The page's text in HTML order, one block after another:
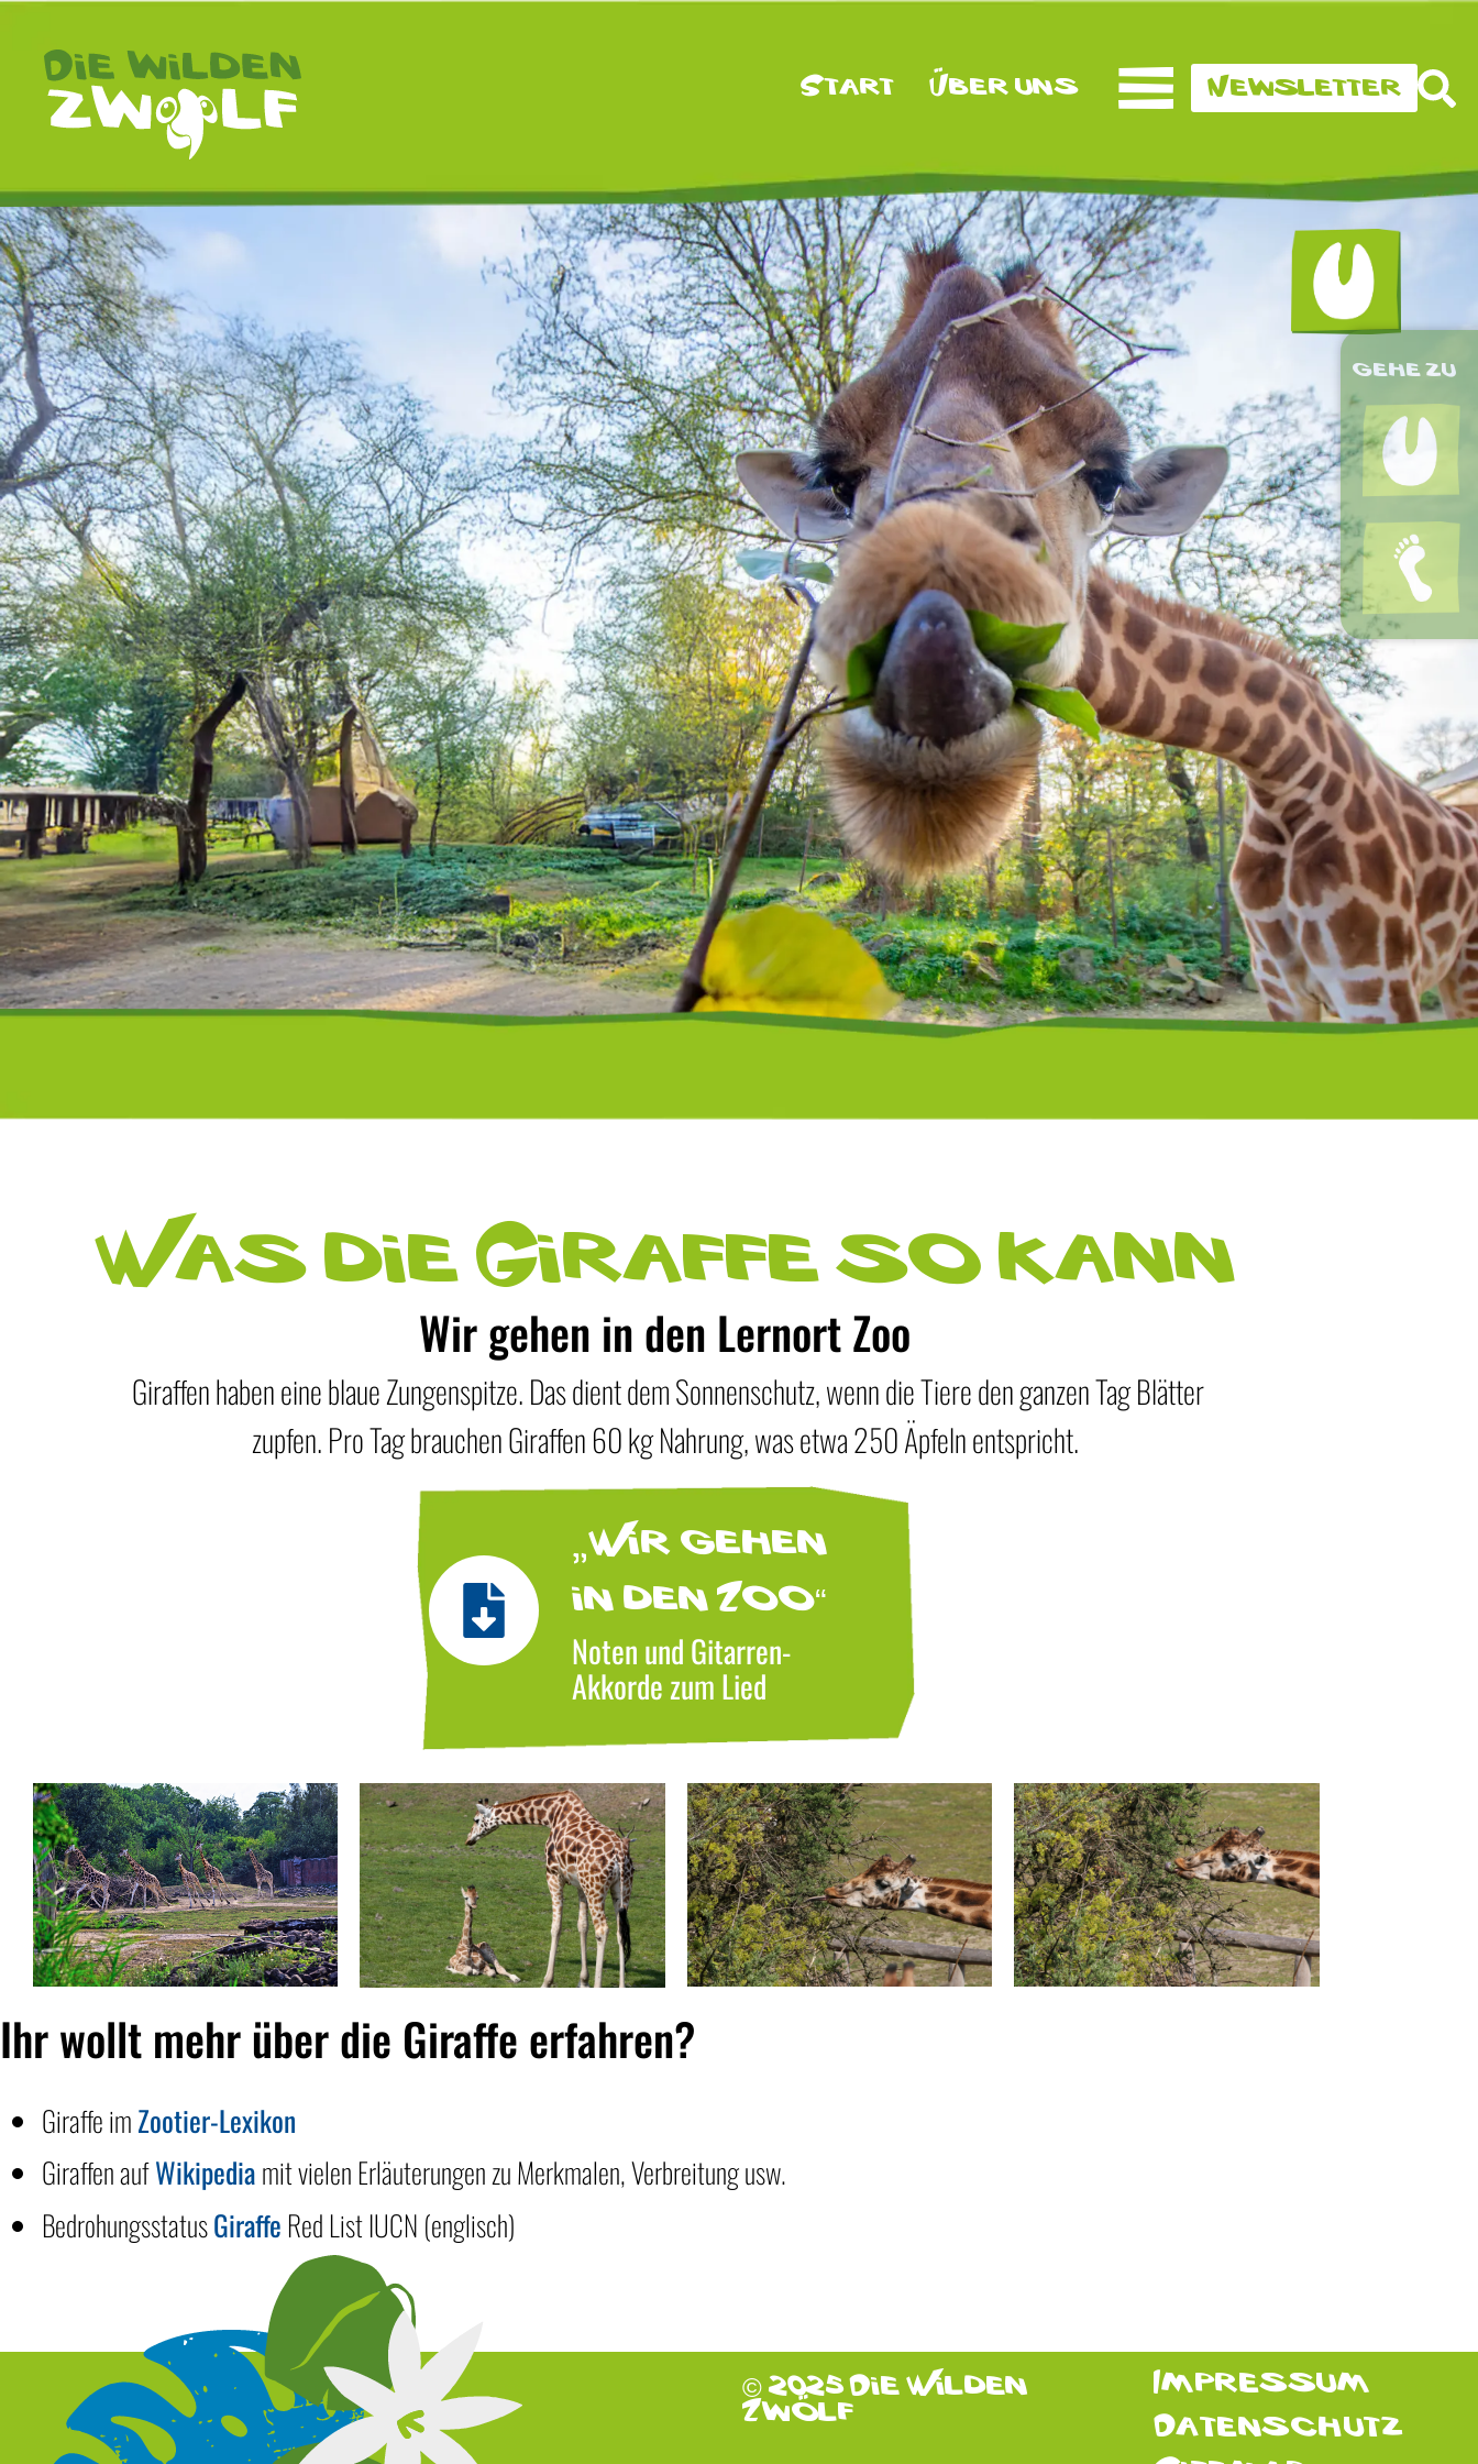
Start Über uns Newsletter
gehe zu
Was die Giraffe so kann
Wir gehen in den Lernort Zoo
Giraffen haben eine blaue Zungenspitze. Das dient dem Sonnenschutz, wenn die Tiere den ganzen Tag Blätter
zupfen. Pro Tag brauchen Giraffen 60 kg Nahrung, was etwa 250 Äpfeln entspricht.
„Wir gehen
in den Zoo“
Noten und Gitarren-
Akkorde zum Lied
Ihr wollt mehr über die Giraffe erfahren?
Giraffe imZootier-Lexikon
Giraffen aufWikipediamit vielen Erläuterungen zu Merkmalen, Verbreitung usw.
BedrohungsstatusGiraffe Red List IUCN (englisch)
© 2025 Die Wilden
Zwölf
Impressum
Datenschutz